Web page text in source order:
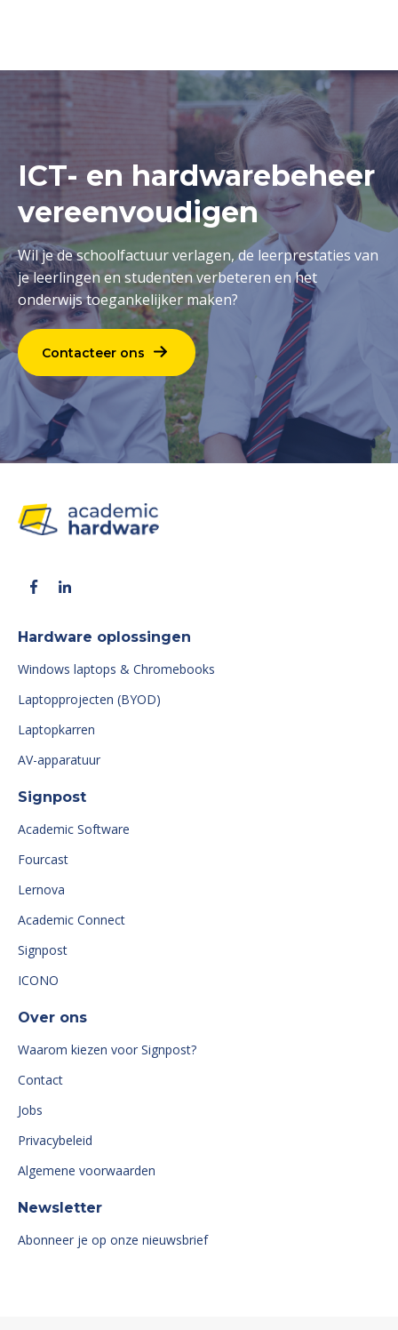
ICT- en hardwarebeheer
vereenvoudigen
Wil je de schoolfactuur verlagen, de leerprestaties van
je leerlingen en studenten verbeteren en het
onderwijs toegankelijker maken?
Contacteer ons
Hardware oplossingen
Windows laptops & Chromebooks
Laptopprojecten (BYOD)
Laptopkarren
AV-apparatuur
Signpost
Academic Software
Fourcast
Lernova
Academic Connect
Signpost
ICONO
Over ons
Waarom kiezen voor Signpost?
Contact
Jobs
Privacybeleid
Algemene voorwaarden
Newsletter
Abonneer je op onze nieuwsbrief